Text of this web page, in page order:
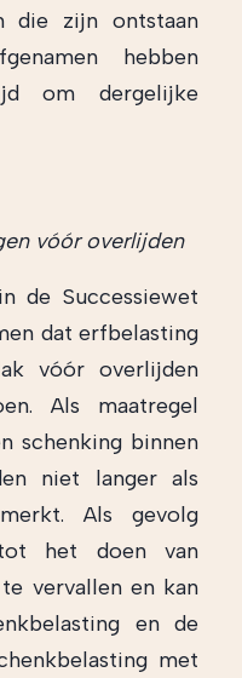
die zijn ontstaan
hebben
om dergelijke
vóór overlijden
de Successiewet
dat erfbelasting
vóór overlijden
Als maatregel
schenking binnen
niet langer als
Als gevolg
het doen van
vervallen en kan
en de
met